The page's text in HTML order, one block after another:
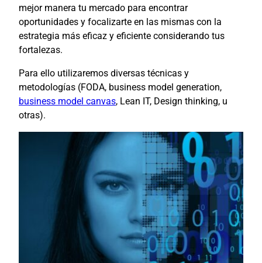
mejor manera tu mercado para encontrar
oportunidades y focalizarte en las mismas con la
estrategia más eficaz y eficiente considerando tus
fortalezas.
Para ello utilizaremos diversas técnicas y
metodologías (FODA, business model generation,
business model canvas, Lean IT, Design thinking, u
otras).